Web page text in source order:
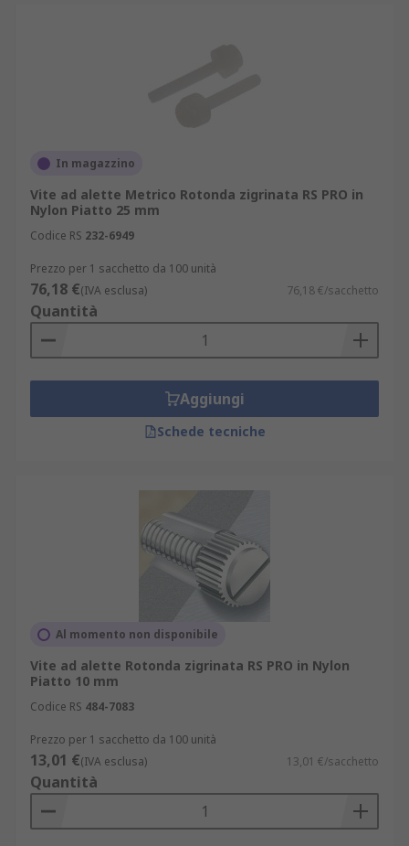
In magazzino
Vite ad alette Metrico Rotonda zigrinata RS PRO in
Nylon Piatto 25 mm
Codice RS 232-6949
Prezzo per 1 sacchetto da 100 unità
76,18 €(IVA esclusa) 76,18 €/sacchetto
Quantità
Aggiungi
Schede tecniche
Al momento non disponibile
Vite ad alette Rotonda zigrinata RS PRO in Nylon
Piatto 10 mm
Codice RS 484-7083
Prezzo per 1 sacchetto da 100 unità
13,01 €(IVA esclusa) 13,01 €/sacchetto
Quantità